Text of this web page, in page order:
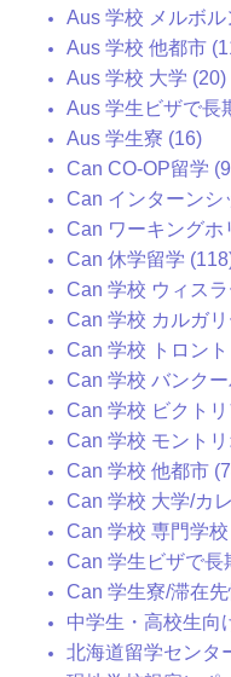
Aus 学校 メルボル
Aus 学校 他都市
Aus 学校 大学 (20)
Aus 学生ビザで長
Aus 学生寮 (16)
Can CO-OP留学
Can インターンシ
Can ワーキングホ
Can 休学留学
Can 学校 ウィス
Can 学校 カルガ
Can 学校 トロン
Can 学校 バンク
Can 学校 ビクト
Can 学校 モント
Can 学校 他都市
Can 学校 大学/カ
Can 学校 専門学
Can 学生ビザで長
Can 学生寮/滞在
中学生・高校生向
北海道留学センタ